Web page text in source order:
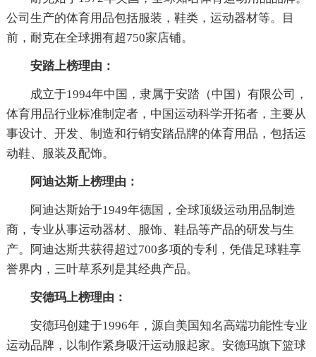
公司生产的体育用品包括服装，鞋类，运动器材等。目
前，耐克在全球拥有超750家店铺。
安踏上榜理由：
成立于1994年中国，隶属于安踏（中国）有限公司，
体育用品行业标准制定者，中国运动科学开拓者，主要从
事设计、开发、制造和行销安踏品牌的体育用品，包括运
动鞋、服装及配饰。
阿迪达斯上榜理由：
阿迪达斯始于1949年德国，全球顶级运动用品制造
商，专业从事运动器材、服饰、鞋品等产品的研发与生
产。阿迪达斯共获得超过700多项的专利，凭借足球鞋享
誉界内，三叶草系列是其经典产品。
安德玛上榜理由：
安德玛创建于1996年，源自美国知名高端功能性专业
运动品牌，以制作紧身吸汗运动服起家。安德玛旗下篮球